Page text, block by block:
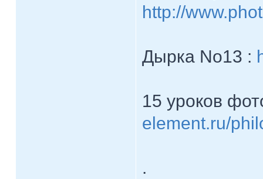
http://
Дырка No13 :
15 уроков
element.ru/
.